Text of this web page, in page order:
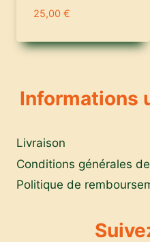
25,00 €
Informations
Livraison
Conditions générales
Politique de